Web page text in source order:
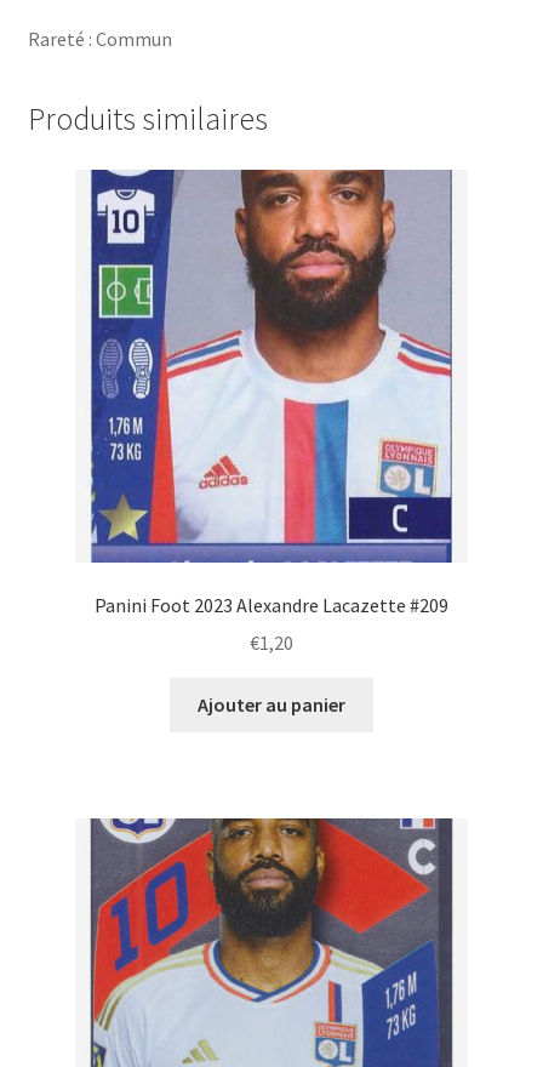
Rareté : Commun
Produits similaires
Panini Foot 2023 Alexandre Lacazette #209
€1,20
Ajouter au panier